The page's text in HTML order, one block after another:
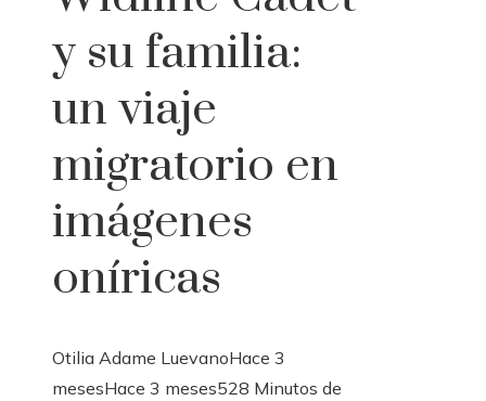
y su familia:
un viaje
migratorio en
imágenes
oníricas
Otilia Adame LuevanoHace 3
mesesHace 3 meses528 Minutos de